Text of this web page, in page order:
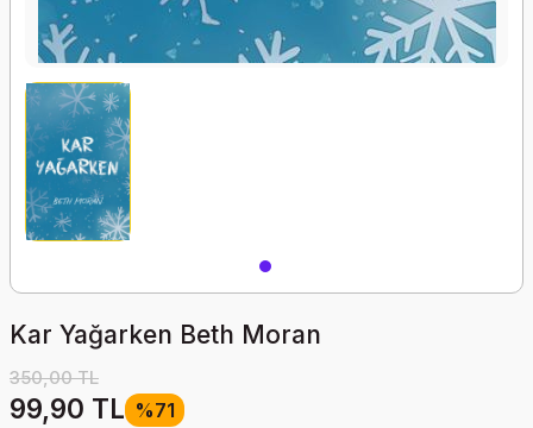
Kar Yağarken Beth Moran
350,00 TL
99,90 TL %71